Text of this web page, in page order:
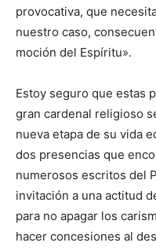
provocativa, que
nuestro caso,
moción del Espíritu».
Estoy seguro que estas
gran cardenal religioso
nueva etapa de su vida
dos presencias que
numerosos escritos del
invitación a una actitud
para no apagar los
hacer concesiones al